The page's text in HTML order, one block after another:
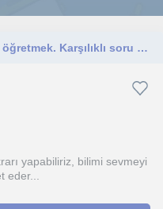
Dersi yaşayabilirlikle pekiştirerek öğretmek. Karşılıklı soru cevapla sürekli beyin fırtınası yapabiliriz.
yapabiliriz, bilimi sevmeyi